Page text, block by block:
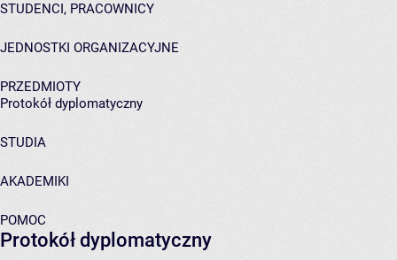
STUDENCI, PRACOWNICY
JEDNOSTKI ORGANIZACYJNE
PRZEDMIOTY
Protokół dyplomatyczny
STUDIA
AKADEMIKI
POMOC
Protokół dyplomatyczny